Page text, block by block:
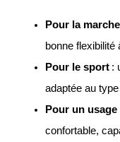
Pour la marche
bonne flexibilité
Pour le sport:
adaptée au
Pour un
confortable,